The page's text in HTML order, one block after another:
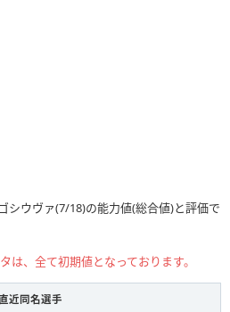
シウヴァ(7/18)の能力値(総合値)と評価で
、全て初期値となっております。
近同名選手